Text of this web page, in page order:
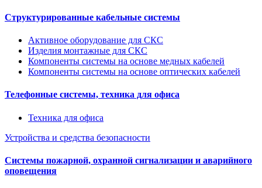
Структурированные кабельные системы
Активное оборудование для СКС
Изделия монтажные для СКС
Компоненты системы на основе медных кабелей
Компоненты системы на основе оптических кабелей
Телефонные системы, техника для офиса
Техника для офиса
Устройства и средства безопасности
Системы пожарной, охранной сигнализации и аварийного
оповещения